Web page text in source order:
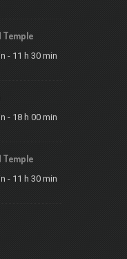
Temple
- 11 h 30 min
- 18 h 00 min
Temple
- 11 h 30 min